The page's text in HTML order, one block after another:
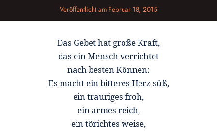
Veröffentlicht am Februar 18, 2015
Das Gebet hat große Kraft,
das ein Mensch verrichtet
nach besten Können:
Es macht ein bitteres Herz süß,
ein trauriges froh,
ein armes reich,
ein törichtes weise,